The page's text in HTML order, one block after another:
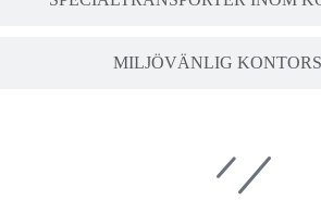
MILJÖVÄNLIG